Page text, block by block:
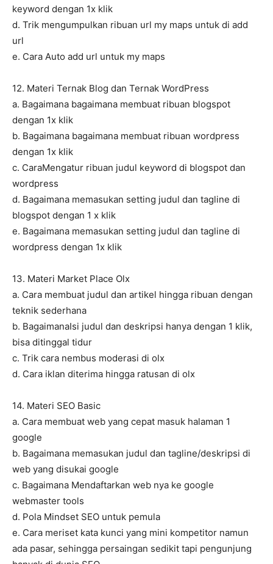
keyword dengan 1x klik
d. Trik mengumpulkan ribuan url my maps untuk di add
url
e. Cara Auto add url untuk my maps
12. Materi Ternak Blog dan Ternak WordPress
a. Bagaimana bagaimana membuat ribuan blogspot
dengan 1x klik
b. Bagaimana bagaimana membuat ribuan wordpress
dengan 1x klik
c. CaraMengatur ribuan judul keyword di blogspot dan
wordpress
d. Bagaimana memasukan setting judul dan tagline di
blogspot dengan 1 x klik
e. Bagaimana memasukan setting judul dan tagline di
wordpress dengan 1x klik
13. Materi Market Place Olx
a. Cara membuat judul dan artikel hingga ribuan dengan
teknik sederhana
b. BagaimanaIsi judul dan deskripsi hanya dengan 1 klik,
bisa ditinggal tidur
c. Trik cara nembus moderasi di olx
d. Cara iklan diterima hingga ratusan di olx
14. Materi SEO Basic
a. Cara membuat web yang cepat masuk halaman 1
google
b. Bagaimana memasukan judul dan tagline/deskripsi di
web yang disukai google
c. Bagaimana Mendaftarkan web nya ke google
webmaster tools
d. Pola Mindset SEO untuk pemula
e. Cara meriset kata kunci yang mini kompetitor namun
ada pasar, sehingga persaingan sedikit tapi pengunjung